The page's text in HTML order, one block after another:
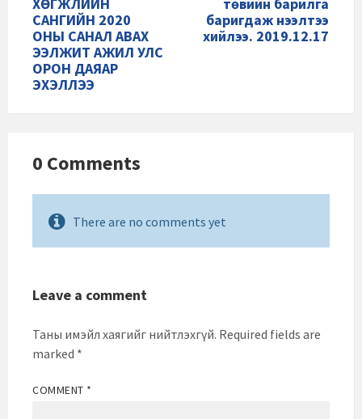
САНГИЙН 2020
ОНЫ САНАЛ АВАХ
ЭЭЛЖИТ АЖИЛ УЛС
ОРОН ДАЯАР
ЭХЭЛЛЭЭ
баригдаж нээлтээ
хийлээ. 2019.12.17
0 Comments
There are no comments yet
Leave a comment
Таны имэйл хаягийг нийтлэхгүй. Required fields are
marked *
COMMENT *